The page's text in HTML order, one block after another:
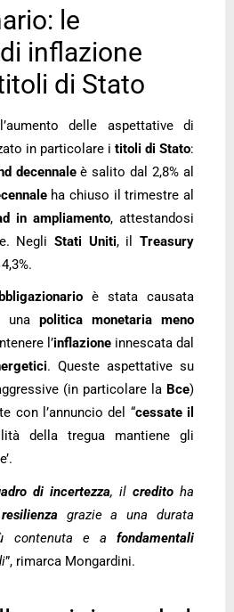
le
inflazione
di Stato
delle aspettative di
in particolare i titoli di Stato:
decennaleè salito dal 2,8% al
ha chiuso il trimestre al
in ampliamento, attestandosi
Negli Stati Uniti, ilTreasury
è stata causata
una politica monetaria meno
l’inflazione innescata dal
. Queste aspettative su
(in particolare la Bce)
con l’annuncio del “cessate il
della tregua mantiene gli
di incertezza, il credito ha
grazie a una durata
contenuta e afondamentali
”, rimarca Mongardini.